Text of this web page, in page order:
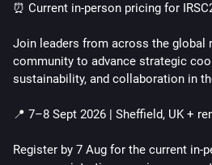
⏰ Current in-person pricing for
Join leaders from across the global
community to advance strategic
sustainability, and collaboration in
📍 7–8 Sept 2026 | Sheffield, UK +
Register by 7 Aug for the current in-